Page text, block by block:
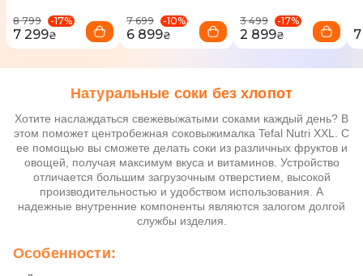
8 799 -17%
7 299₴
7 699 -10%
6 899₴
3 499 -17%
2 899₴
Натуральные соки без хлопот
Хотите наслаждаться свежевыжатыми соками каждый день? В
этом поможет центробежная соковыжималка Tefal Nutri XXL. С
ее помощью вы сможете делать соки из различных фруктов и
овощей, получая максимум вкуса и витаминов. Устройство
отличается большим загрузочным отверстием, высокой
производительностью и удобством использования. А
надежные внутренние компоненты являются залогом долгой
службы изделия.
Особенности: